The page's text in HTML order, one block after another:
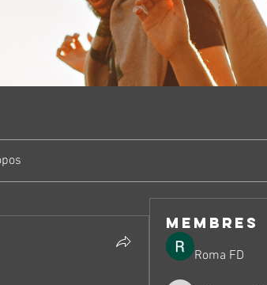
membres
Roma FD